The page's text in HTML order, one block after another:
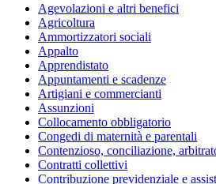
Agevolazioni e altri benefici
Agricoltura
Ammortizzatori sociali
Appalto
Apprendistato
Appuntamenti e scadenze
Artigiani e commercianti
Assunzioni
Collocamento obbligatorio
Congedi di maternità e parentali
Contenzioso, conciliazione,
Contratti collettivi
Contribuzione previdenziale e